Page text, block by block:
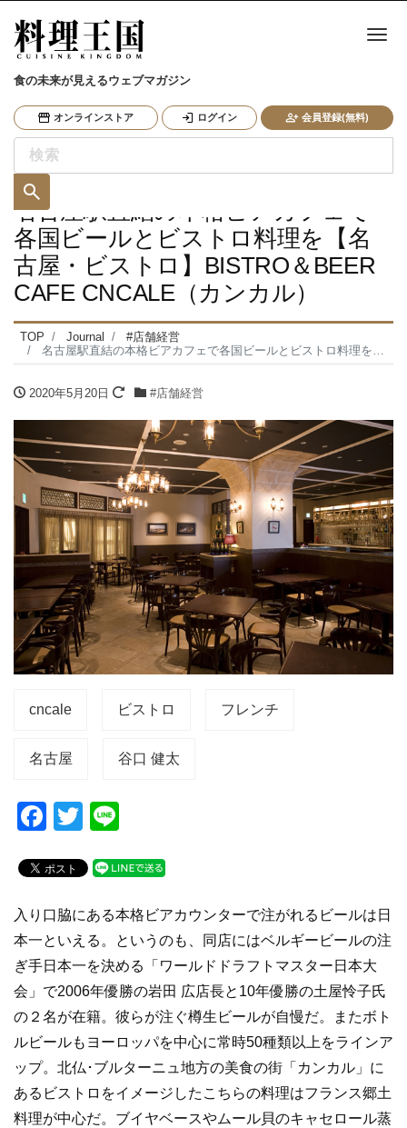
食の未来が見えるウェブマガジン
オンラインストア ログイン 会員登録(無料)
ナ
名古屋駅直結の本格ビアカフェで
各国ビールとビストロ料理を【名
古屋・ビストロ】BISTRO＆BEER
CAFE CNCALE（カンカル）
TOP Journal
#店舗経営
名古屋駅直結の本格ビアカフェで各国ビールとビストロ料理を【名古屋・ビストロ】BISTRO＆BEER CAFE CNCALE（カンカル）
2020年5月20日 #店舗経営
cncale ビストロ フレンチ
名古屋 谷口 健太
F
c
e
b
o
o
k
T
tt
er
e
入り口脇にある本格ビアカウンターで注がれるビールは日
本一といえる。というのも、同店にはベルギービールの注
ぎ手日本一を決める「ワールドドラフトマスター日本大
会」で2006年優勝の岩田 広店長と10年優勝の土屋怜子氏
の２名が在籍。彼らが注ぐ樽生ビールが自慢だ。またボト
ルビールもヨーロッパを中心に常時50種類以上をラインア
ップ。北仏･ブルターニュ地方の美食の街「カンカル」に
あるビストロをイメージしたこちらの料理はフランス郷土
料理が中心だ。ブイヤベースやムール貝のキャセロール蒸